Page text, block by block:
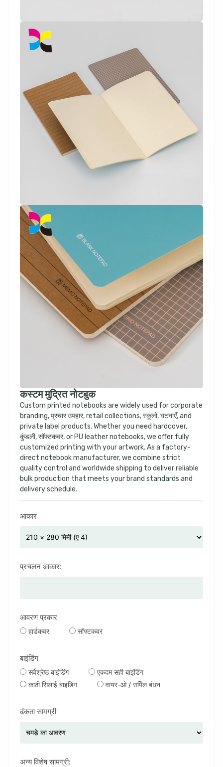
कस्टम मुद्रित नोटबुक
Custom printed notebooks are widely used for corporate
branding, प्रचार उपहार,retail collections, स्कूलों, घटनाएँ,and
private label products. Whether you need hardcover,
कुंडली, सॉफ्टकवर,or PU leather notebooks,we offer fully
customized printing with your artwork. As a factory-
direct notebook manufacturer,we combine strict
quality control and worldwide shipping to deliver reliable
bulk production that meets your brand standards and
delivery schedule.
आकार
प्रचलन आकार:
आवरण प्रकार
हार्डकवर सॉफ्टकवर
बाइंडिंग
सर्वश्रेष्ठ बाइंडिंग
एकदम सही बाइंडिंग
काठी सिलाई बाइंडिंग
वायर-ओ / सर्पिल बंधन
ढंकता सामग्री
अन्य विशेष सामग्री: